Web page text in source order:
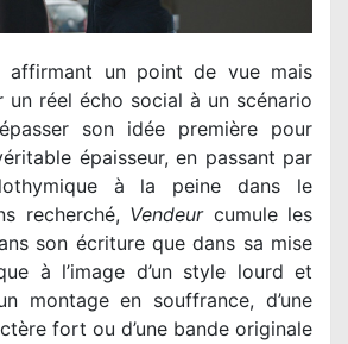
affirmant un point de vue mais
un réel écho social à un scénario
son idée première pour
épaisseur, en passant par
à la peine dans le
recherché, Vendeurcumule les
son écriture que dans sa mise
à l’image d’un style lourd et
montage en souffrance, d’une
fort ou d’une bande originale